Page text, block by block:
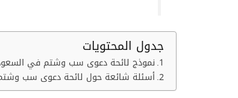
جدول المحتويات
نموذج لائحة دعوى سب وشتم في
أسئلة شائعة حول لائحة دعوى سب